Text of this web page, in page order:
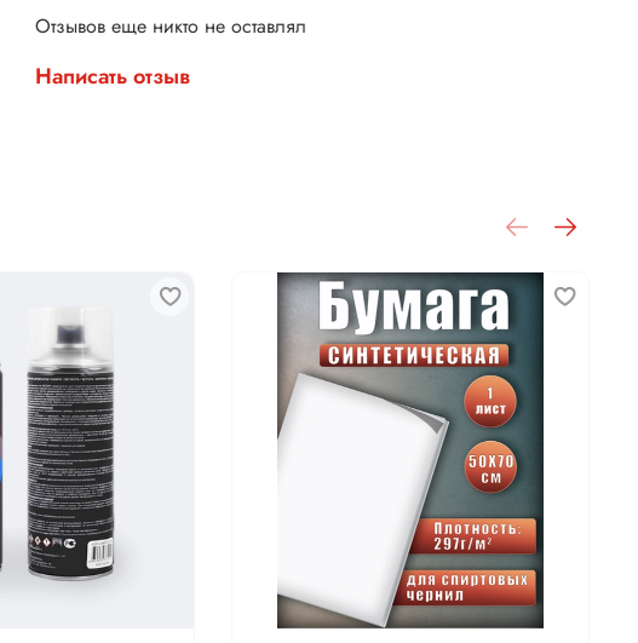
Отзывов еще никто не оставлял
Написать отзыв